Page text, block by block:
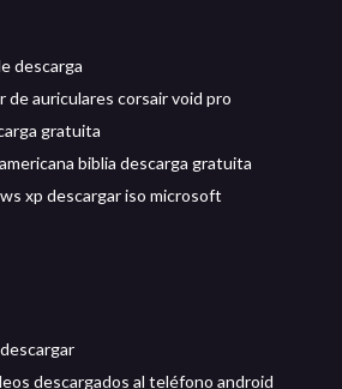
descarga
de auriculares corsair void pro
gratuita
biblia descarga gratuita
xp descargar iso microsoft
descargados al teléfono android_